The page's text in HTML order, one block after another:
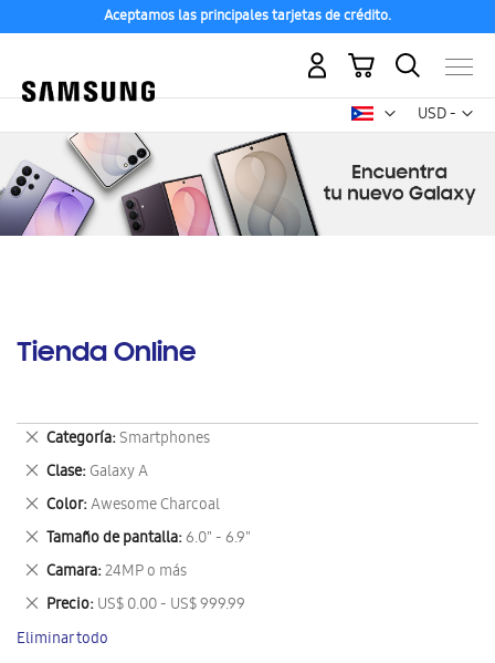
Aceptamos las principales tarjetas de crédito.
USD -
dólar
Mi carrito
Tienda Online
Categoría Smartphones
Eliminar
este
artículo
Clase Galaxy A
Eliminar
este
artículo
Color Awesome Charcoal
Eliminar
este
artículo
Tamaño de pantalla 6.0" - 6.9"
Eliminar
este
artículo
Camara 24MP o más
Eliminar
este
artículo
Precio US$ 0.00 - US$ 999.99
Eliminar
este
artículo
Eliminar todo